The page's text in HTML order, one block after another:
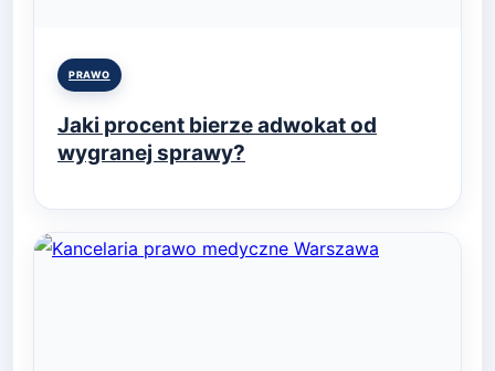
Posted
PRAWO
Jaki procent bierze adwokat od
wygranej sprawy?